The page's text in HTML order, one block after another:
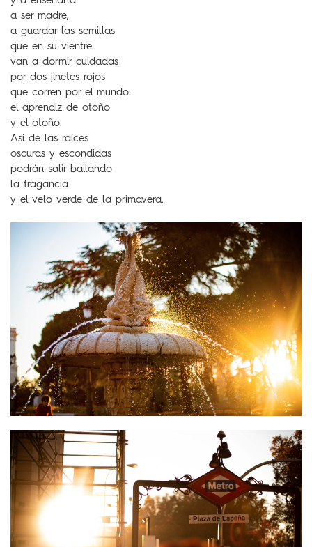
a ser madre,
a guardar las semillas
que en su vientre
van a dormir cuidadas
por dos jinetes rojos
que corren por el mundo:
el aprendiz de otoño
y el otoño.
Así de las raíces
oscuras y escondidas
podrán salir bailando
la fragancia
y el velo verde de la primavera.